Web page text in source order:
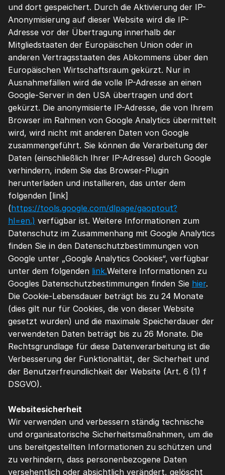
und dort gespeichert. Durch die Aktivierung der IP-
Anonymisierung auf dieser Website wird die IP-
Adresse vor der Übertragung innerhalb der
Mitgliedstaaten der Europäischen Union oder in
anderen Vertragsstaaten des Abkommens über den
Europäischen Wirtschaftsraum gekürzt. Nur in
Ausnahmefällen wird die volle IP-Adresse an einen
Google-Server in den USA übertragen und dort
gekürzt. Die anonymisierte IP-Adresse, die von Ihrem
Browser im Rahmen von Google Analytics übermittelt
wird, wird nicht mit anderen Daten von Google
zusammengeführt. Sie können die Verarbeitung der
Daten (einschließlich Ihrer IP-Adresse) durch Google
verhindern, indem Sie das Browser-Plugin
herunterladen und installieren, das unter dem
folgenden [link]
(https://tools.google.com/dlpage/gaoptout?
hl=en.) verfügbar ist. Weitere Informationen zum
Datenschutz im Zusammenhang mit Google Analytics
finden Sie in den Datenschutzbestimmungen von
Google unter „Google Analytics Cookies“, verfügbar
unter dem folgenden link.Weitere Informationen zu
Googles Datenschutzbestimmungen finden Sie hier.
Die Cookie-Lebensdauer beträgt bis zu 24 Monate
(dies gilt nur für Cookies, die von dieser Website
gesetzt wurden) und die maximale Speicherdauer der
verwendeten Daten beträgt bis zu 26 Monate. Die
Rechtsgrundlage für diese Datenverarbeitung ist die
Verbesserung der Funktionalität, der Sicherheit und
der Benutzerfreundlichkeit der Website (Art. 6 (1) f
DSGVO).
Websitesicherheit
Wir verwenden und verbessern ständig technische
und organisatorische Sicherheitsmaßnahmen, um die
uns bereitgestellten Informationen zu schützen und
zu verhindern, dass personenbezogene Daten
versehentlich oder absichtlich verändert, gelöscht